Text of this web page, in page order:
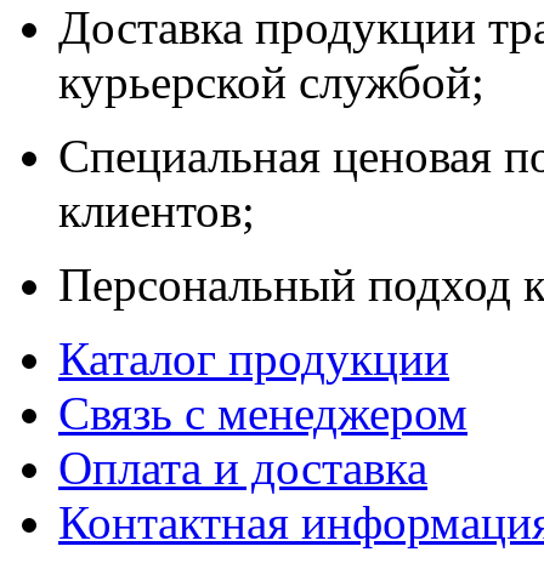
Доставка продукции
курьерской службой;
Специальная ценовая
клиентов;
Персональный подход
Каталог продукции
Связь с менеджером
Оплата и доставка
Контактная